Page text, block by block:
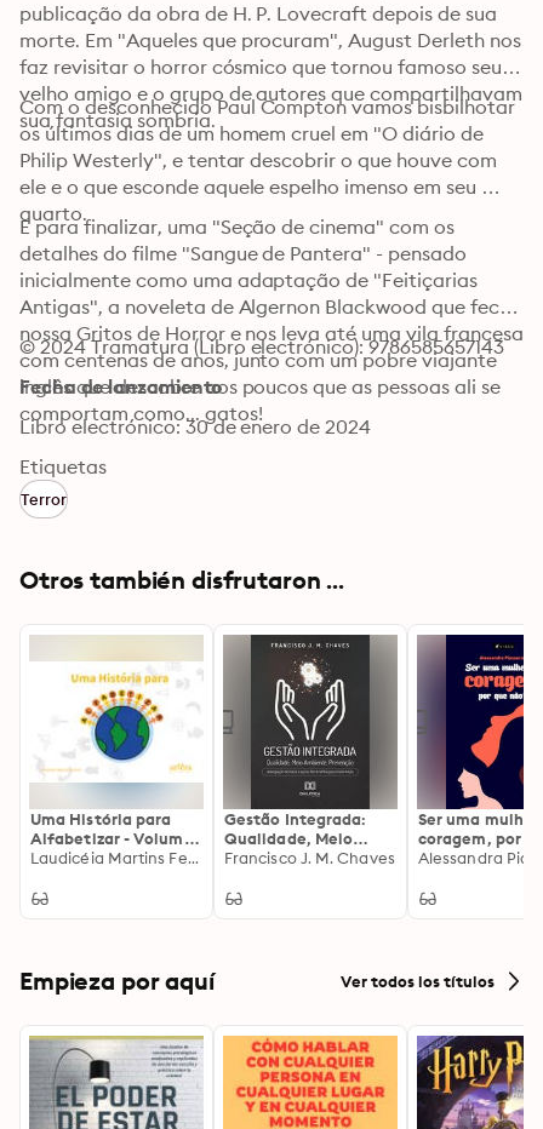
publicação da obra de H. P. Lovecraft depois de sua
morte. Em "Aqueles que procuram", August Derleth nos
faz revisitar o horror cósmico que tornou famoso seu
velho amigo e o grupo de autores que compartilhavam
sua fantasia sombria.
Com o desconhecido Paul Compton vamos bisbilhotar
os últimos dias de um homem cruel em "O diário de
Philip Westerly", e tentar descobrir o que houve com
ele e o que esconde aquele espelho imenso em seu
quarto.
E para finalizar, uma "Seção de cinema" com os
detalhes do filme "Sangue de Pantera" - pensado
inicialmente como uma adaptação de "Feitiçarias
Antigas", a noveleta de Algernon Blackwood que fecha
nossa Gritos de Horror e nos leva até uma vila francesa
com centenas de anos, junto com um pobre viajante
inglês que descobre aos poucos que as pessoas ali se
comportam como... gatos!
© 2024 Tramatura (Libro electrónico): 9786585657143
Fecha de lanzamiento
Libro electrónico: 30 de enero de 2024
Etiquetas
Terror
Otros también disfrutaron ...
Uma História para
Alfabetizar - Volume
1
Laudicéia Martins Ferreira
Gestão Integrada:
Qualidade, Meio
Ambiente,
antecipação de riscos
Francisco J. M. Chaves
Ser uma mulher
coragem, por
não?
Alessandra
Empieza por aquí Ver todos los títulos